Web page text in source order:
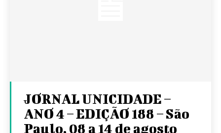
JORNAL UNICIDADE –
ANO 4 – EDIÇÃO 188 – São
Paulo, 08 a 14 de agosto